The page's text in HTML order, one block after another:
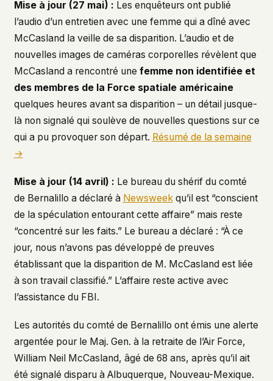
This isn't a privacy policy written by lawyers to
protect us. It's a promise written by us to protect
you. If we ever add analytics, tracking, or third-
party scripts, we'll say so here first – and you
should stop trusting us.
Mise à jour (27 mai) : Les enquêteurs ont publié
l’audio d’un entretien avec une femme qui a dîné avec
McCasland la veille de sa disparition. L’audio et de
nouvelles images de caméras corporelles révèlent que
McCasland a rencontré une femme non identifiée et
des membres de la Force spatiale américaine
quelques heures avant sa disparition – un détail jusque-
là non signalé qui soulève de nouvelles questions sur ce
qui a pu provoquer son départ. Résumé de la semaine
→
Mise à jour (14 avril) : Le bureau du shérif du comté
de Bernalillo a déclaré à Newsweekqu’il est “conscient
de la spéculation entourant cette affaire” mais reste
“concentré sur les faits.” Le bureau a déclaré : “À ce
jour, nous n’avons pas développé de preuves
établissant que la disparition de M. McCasland est liée
à son travail classifié.” L’affaire reste active avec
l’assistance du FBI.
Les autorités du comté de Bernalillo ont émis une alerte
argentée pour le Maj. Gen. à la retraite de l’Air Force,
William Neil McCasland, âgé de 68 ans, après qu’il ait
été signalé disparu à Albuquerque, Nouveau-Mexique.